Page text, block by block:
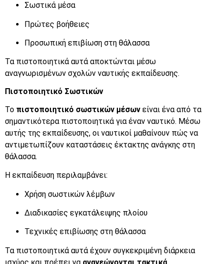
Σωστικά μέσα
Πρώτες βοήθειες
Προσωπική επιβίωση στη θάλασσα
Τα πιστοποιητικά αυτά αποκτώνται μέσω
αναγνωρισμένων σχολών ναυτικής εκπαίδευσης.
Πιστοποιητικό Σωστικών
Το πιστοποιητικό σωστικών μέσων είναι ένα από τα
σημαντικότερα πιστοποιητικά για έναν ναυτικό. Μέσω
αυτής της εκπαίδευσης, οι ναυτικοί μαθαίνουν πώς να
αντιμετωπίζουν καταστάσεις έκτακτης ανάγκης στη
θάλασσα.
Η εκπαίδευση περιλαμβάνει:
Χρήση σωστικών λέμβων
Διαδικασίες εγκατάλειψης πλοίου
Τεχνικές επιβίωσης στη θάλασσα
Τα πιστοποιητικά αυτά έχουν συγκεκριμένη διάρκεια